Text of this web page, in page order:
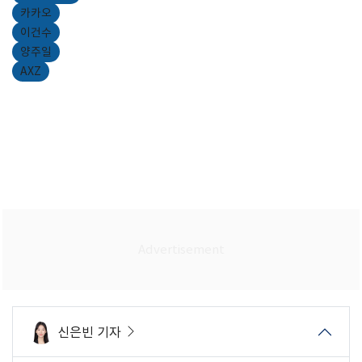
카카오
이건수
양주일
AXZ
신은빈 기자